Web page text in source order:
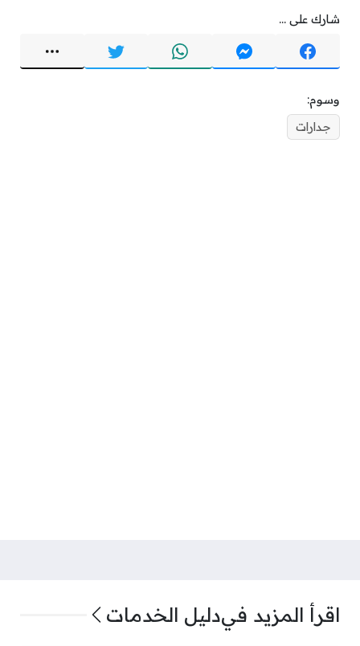
شارك على ...
وسوم:
جدارات
اقرأ المزيد فيدليل الخدمات